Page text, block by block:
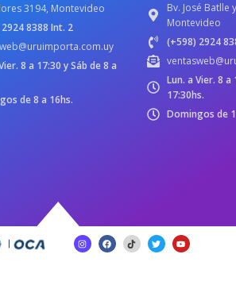
3194, Montevideo
8388 Int. 2
8 a 17:30 y Sáb de 8 a
de 8 a 16hs.
Bv. José Batlle
Montevideo
(+598) 2924
Lun. a Vier. 8 a
17:30hs.
Domingos de